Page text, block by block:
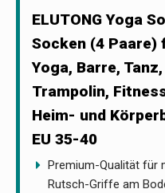
ELUTONG Yoga
Socken (4 Paare)
Yoga, Barre,
Trampolin,
Heim- und
EU 35-40
Premium-Qualität für
Rutsch-Griffe am